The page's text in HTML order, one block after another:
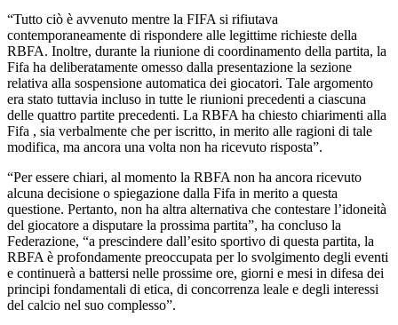
“Tutto ciò è avvenuto mentre la FIFA si rifiutava
contemporaneamente di rispondere alle legittime richieste della
RBFA. Inoltre, durante la riunione di coordinamento della partita, la
Fifa ha deliberatamente omesso dalla presentazione la sezione
relativa alla sospensione automatica dei giocatori. Tale argomento
era stato tuttavia incluso in tutte le riunioni precedenti a ciascuna
delle quattro partite precedenti. La RBFA ha chiesto chiarimenti alla
Fifa , sia verbalmente che per iscritto, in merito alle ragioni di tale
modifica, ma ancora una volta non ha ricevuto risposta”.
“Per essere chiari, al momento la RBFA non ha ancora ricevuto
alcuna decisione o spiegazione dalla Fifa in merito a questa
questione. Pertanto, non ha altra alternativa che contestare l’idoneità
del giocatore a disputare la prossima partita”, ha concluso la
Federazione, “a prescindere dall’esito sportivo di questa partita, la
RBFA è profondamente preoccupata per lo svolgimento degli eventi
e continuerà a battersi nelle prossime ore, giorni e mesi in difesa dei
principi fondamentali di etica, di concorrenza leale e degli interessi
del calcio nel suo complesso”.